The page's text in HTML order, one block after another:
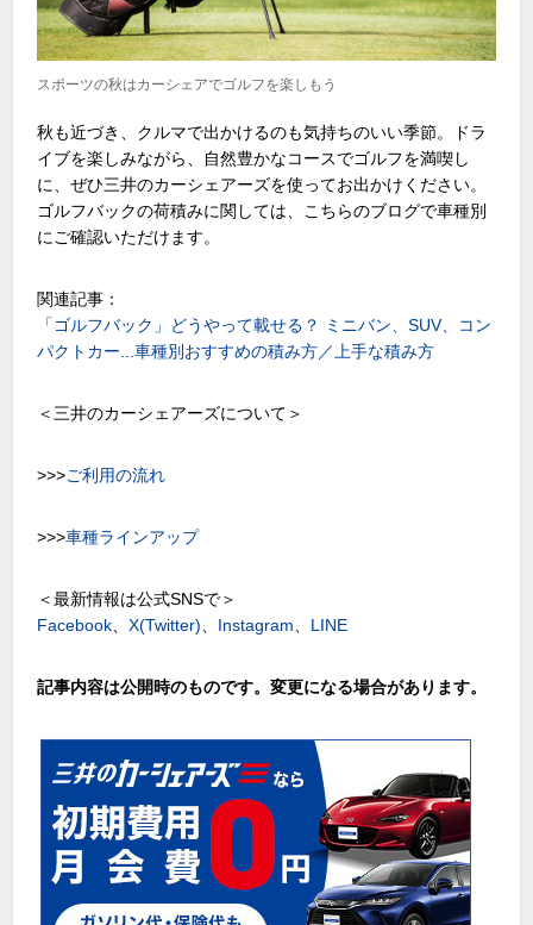
スポーツの秋はカーシェアでゴルフを楽しもう
秋も近づき、クルマで出かけるのも気持ちのいい季節。ドラ
イブを楽しみながら、自然豊かなコースでゴルフを満喫し
に、ぜひ三井のカーシェアーズを使ってお出かけください。
ゴルフバックの荷積みに関しては、こちらのブログで車種別
にご確認いただけます。
関連記事：
「ゴルフバック」どうやって載せる？ ミニバン、SUV、コン
パクトカー...車種別おすすめの積み方／上手な積み方
＜三井のカーシェアーズについて＞
>>>ご利用の流れ
>>>車種ラインアップ
＜最新情報は公式SNSで＞
Facebook、X(Twitter)、 Instagram、 LINE
記事内容は公開時のものです。変更になる場合があります。